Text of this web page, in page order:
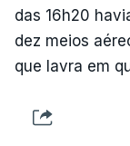
das 16h20
dez meios
que lavra em